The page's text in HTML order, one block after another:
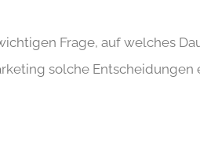
Frage, auf welches
solche Entscheidungen